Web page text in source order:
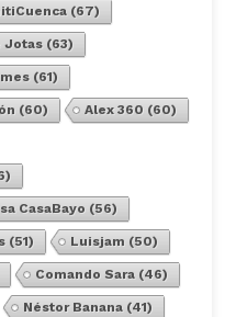
(67)
Jotas(63)
(61)
(60) Alex 360 (60)
CasaBayo (56)
(51) Luisjam (50)
Comando Sara(46)
Néstor Banana(41)